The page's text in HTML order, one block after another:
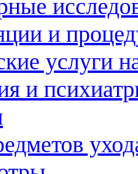
и
услуги
и